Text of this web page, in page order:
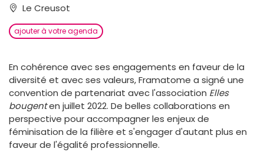
Le Creusot
ajouter à votre agenda
En cohérence avec ses engagements en faveur de la
diversité et avec ses valeurs, Framatome a signé une
convention de partenariat avec l'association Elles
bougenten juillet 2022. De belles collaborations en
perspective pour accompagner les enjeux de
féminisation de la filière et s'engager d'autant plus en
faveur de l'égalité professionnelle.